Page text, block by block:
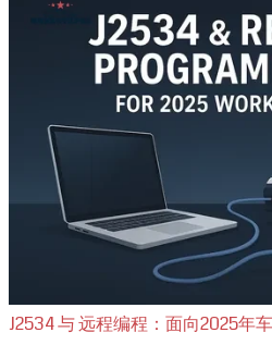
J2534 与 远程编程：面向2025年